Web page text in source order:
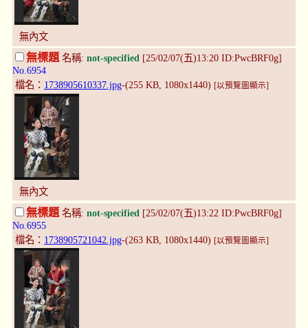
無內文
無標題名稱: not-specified [25/02/07(五)13:20 ID:PwcBRF0g]
No.6954
檔名： 1738905610337.jpg-(255 KB, 1080x1440) [以預覽圖顯示]
無內文
無標題 名稱: not-specified [25/02/07(五)13:22 ID:PwcBRF0g]
No.6955
檔名： 1738905721042.jpg-(263 KB, 1080x1440) [以預覽圖顯示]